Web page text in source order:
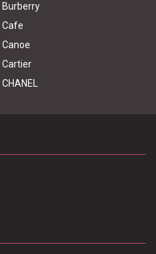
Burberry
Cafe
Canoe
Cartier
CHANEL